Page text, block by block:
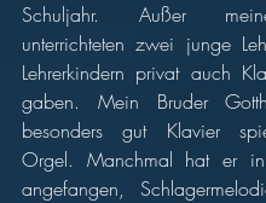
Schuljahr. Außer
unterrichteten zwei junge
Lehrerkindern privat auch
gaben. Mein Bruder
besonders gut Klavier
Orgel. Manchmal hat er
angefangen,